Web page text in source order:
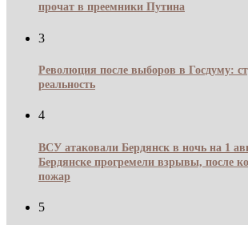
прочат в преемники Путина
3
Революция после выборов в Госдуму:
реальность
4
ВСУ атаковали Бердянск в ночь на 1
Бердянске прогремели взрывы, после
пожар
5